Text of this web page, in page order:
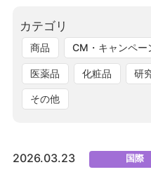
カテゴリ
商品 CM・キャンペー
医薬品 化粧品 研
その他
2026.03.23 国際